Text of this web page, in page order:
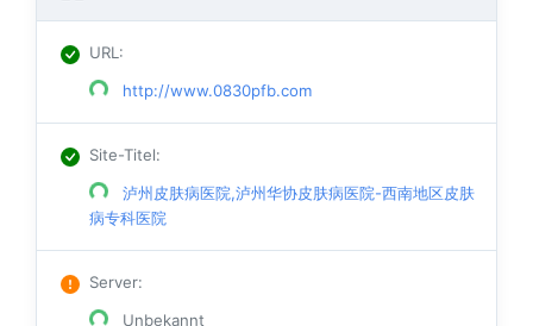
URL:
http://www.0830pfb.com
Site-Titel:
泸州皮肤病医院,泸州华协皮肤病医院-西南地区皮肤
病专科医院
Server:
Unbekannt